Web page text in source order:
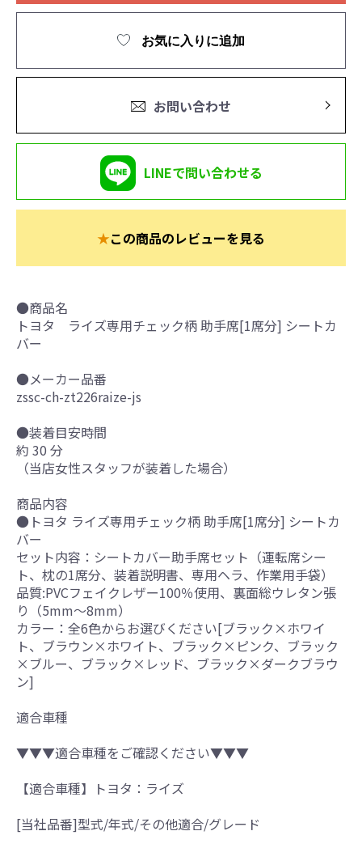
お気に入りに追加
お問い合わせ
LINEで問い合わせる
★この商品のレビューを見る
●商品名
トヨタ ライズ専用チェック柄 助手席[1席分] シートカ
バー
●メーカー品番
zssc-ch-zt226raize-js
●装着目安時間
約 30 分
（当店女性スタッフが装着した場合）
商品内容
●トヨタ ライズ専用チェック柄 助手席[1席分] シートカ
バー
セット内容：シートカバー助手席セット（運転席シー
ト、枕の1席分、装着説明書、専用ヘラ、作業用手袋）
品質:PVCフェイクレザー100％使用、裏面総ウレタン張
り（5mm～8mm）
カラー：全6色からお選びください[ブラック×ホワイ
ト、ブラウン×ホワイト、ブラック×ピンク、ブラック
×ブルー、ブラック×レッド、ブラック×ダークブラウ
ン]
適合車種
▼▼▼適合車種をご確認ください▼▼▼
【適合車種】トヨタ：ライズ
[当社品番]型式/年式/その他適合/グレード